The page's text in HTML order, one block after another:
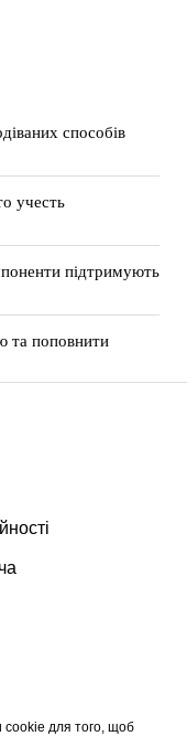
способів
учесть
підтримують
та поповнити
cookie для того, щоб